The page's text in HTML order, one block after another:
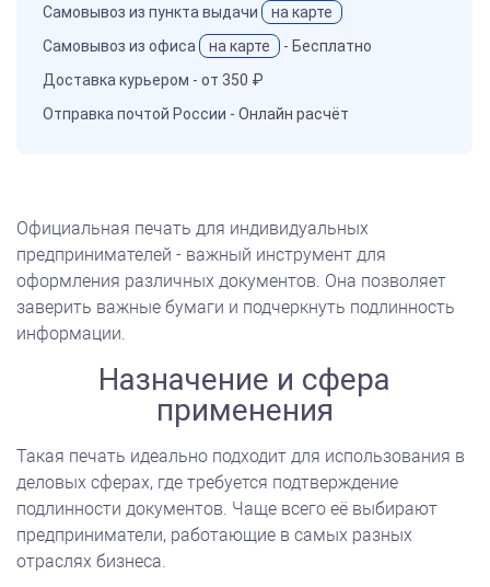
Самовывоз из пункта выдачи
на карте
Самовывоз из офиса
на карте - Бесплатно
Доставка курьером - от 350 ₽
Отправка почтой России - Онлайн расчёт
Официальная печать для индивидуальных
предпринимателей - важный инструмент для
оформления различных документов. Она позволяет
заверить важные бумаги и подчеркнуть подлинность
информации.
Назначение и сфера
применения
Такая печать идеально подходит для использования в
деловых сферах, где требуется подтверждение
подлинности документов. Чаще всего её выбирают
предприниматели, работающие в самых разных
отраслях бизнеса.